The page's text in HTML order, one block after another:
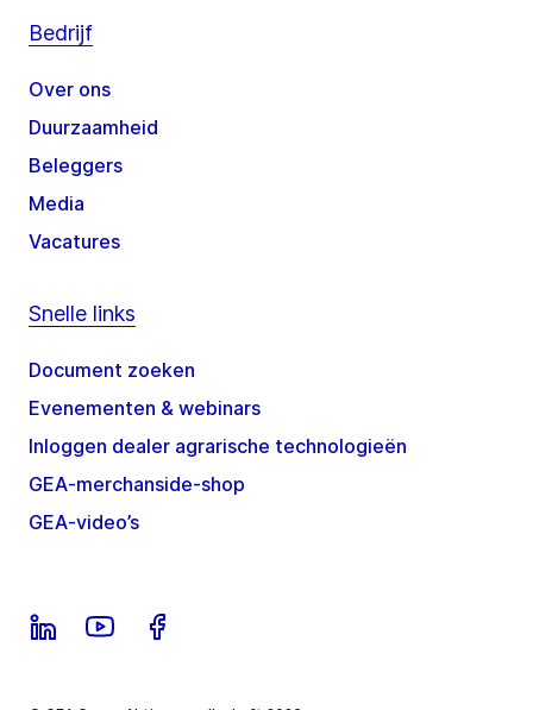
Bedrijf
Over ons
Duurzaamheid
Beleggers
Media
Vacatures
Snelle links
Document zoeken
Evenementen & webinars
Inloggen dealer agrarische technologieën
GEA-merchanside-shop
GEA-video’s